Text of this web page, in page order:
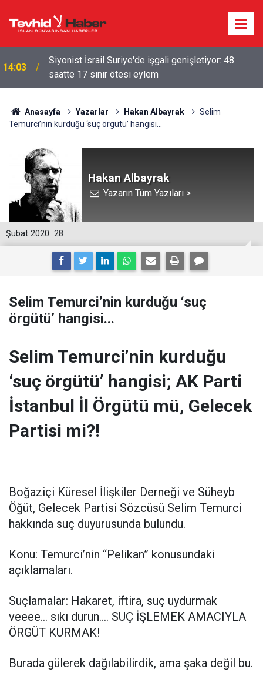
09:23
ABD VE İŞGALCİ İSRAİL GEMİLERİNE HÜRMÜZ
YASAĞI
Anasayfa Yazarlar Hakan Albayrak
Selim
Temurci’nin kurduğu ‘suç örgütü’ hangisi...
Hakan Albayrak
Yazarın Tüm Yazıları >
28
Şubat 2020
Selim Temurci’nin kurduğu ‘suç
örgütü’ hangisi...
Selim Temurci’nin kurduğu
‘suç örgütü’ hangisi; AK Parti
İstanbul İl Örgütü mü, Gelecek
Partisi mi?!
Boğaziçi Küresel İlişkiler Derneği ve Süheyb
Öğüt, Gelecek Partisi Sözcüsü Selim Temurci
hakkında suç duyurusunda bulundu.
Konu: Temurci’nin “Pelikan” konusundaki
açıklamaları.
Suçlamalar: Hakaret, iftira, suç uydurmak
veeee… sıkı durun…. SUÇ İŞLEMEK AMACIYLA
ÖRGÜT KURMAK!
Burada gülerek dağılabilirdik, ama şaka değil bu.